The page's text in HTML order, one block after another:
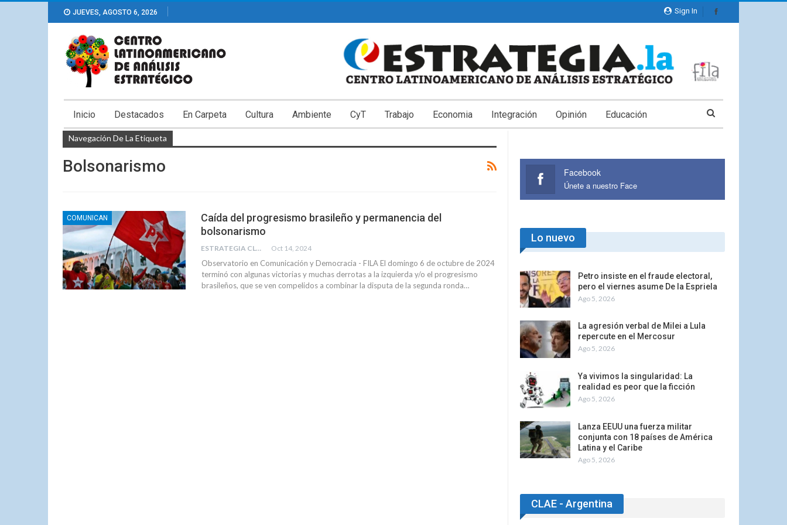
Sign In
JUEVES, AGOSTO 6, 2026
Inicio Destacados En Carpeta Cultura Ambiente CyT Trabajo Economia Integración Opinión Educación
Navegación De La Etiqueta
Bolsonarismo
COMUNICAN
Caída del progresismo brasileño y permanencia del
bolsonarismo
ESTRATEGIA CLAE Oct 14, 2024
Observatorio en Comunicación y Democracia - FILA El domingo 6 de octubre de 2024
terminó con algunas victorias y muchas derrotas a la izquierda y/o el progresismo
brasileños, que se ven compelidos a combinar la disputa de la segunda ronda…
Facebook
Únete a nuestro Face
Lo nuevo
Petro insiste en el fraude electoral,
pero el viernes asume De la Espriela
Ago 5, 2026
La agresión verbal de Milei a Lula
repercute en el Mercosur
Ago 5, 2026
Ya vivimos la singularidad: La
realidad es peor que la ficción
Ago 5, 2026
Lanza EEUU una fuerza militar
conjunta con 18 países de América
Latina y el Caribe
Ago 5, 2026
CLAE - Argentina